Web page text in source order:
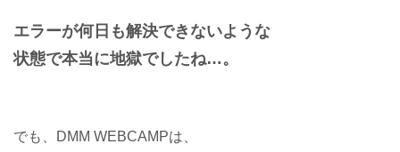
エラーが何日も解決できないような
状態で本当に地獄でしたね…。
でも、DMM WEBCAMPは、